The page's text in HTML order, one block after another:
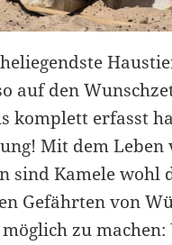
auf den
komplett erfasst
Mit dem
sind Kamele wohl
Gefährten von
zu